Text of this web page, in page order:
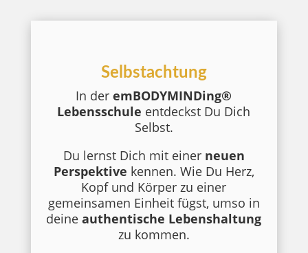
Selbstachtung
In deremBODYMINDing®
Lebensschule entdeckst Du Dich
Selbst.
Du lernst Dich mit einer neuen
Perspektive kennen. Wie Du Herz,
Kopf und Körper zu einer
gemeinsamen Einheit fügst, umso in
deineauthentische Lebenshaltung
zu kommen.